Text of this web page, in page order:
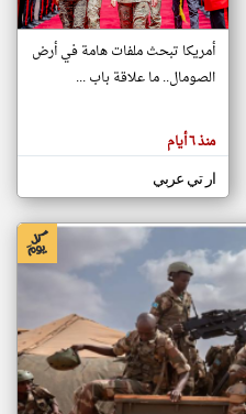
تغيير الدولة
الصومال على مدار الساعة
الصومال العاجلة والمباشرة
أمريكا تبحث ملفات هامة في أرض
الصومال.. ما علاقة باب ...
منذ ٦ أيام
ار تي عربي
klyoum.com